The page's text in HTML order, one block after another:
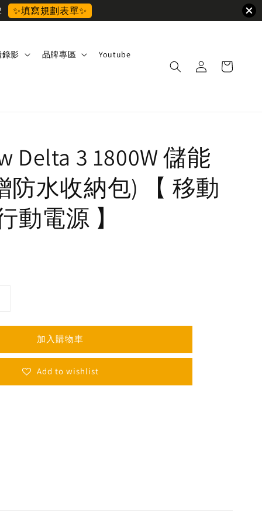
✨填寫規劃表單✨
影 品牌專區 Youtube
Delta 3 1800W 儲能
防水收納包) 【 移動
動電源 】
加入購物車
Add to wishlist